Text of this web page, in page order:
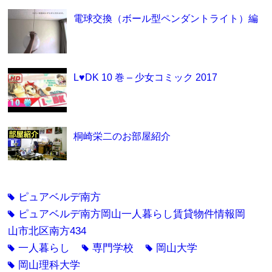
電球交換（ボール型ペンダントライト）編
L♥DK 10 巻 – 少女コミック 2017
桐崎栄二のお部屋紹介
tag ピュアベルデ南方
tag ピュアベルデ南方岡山一人暮らし賃貸物件情報岡
山市北区南方434
tag一人暮らし tag専門学校 tag 岡山大学
tag 岡山理科大学